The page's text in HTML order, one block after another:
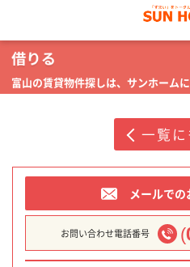
富山の賃貸物件探しは、サンホーム
一覧
メールでの
お問い合わせ電話番号